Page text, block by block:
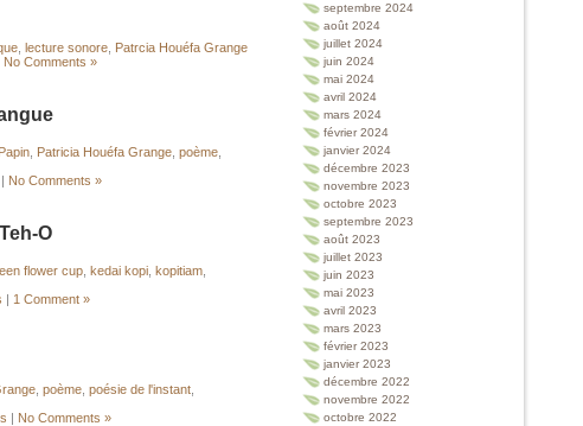
lecture sonore Patrcia Houéfa Grange
No Comments »
Patricia Houéfa Grange poème
| No Comments »
O
flower cup kedai kopi kopitiam
| 1 Comment »
poème poésie de l'instant
| No Comments »
septembre 2024
août 2024
juillet 2024
juin 2024
mai 2024
avril 2024
mars 2024
février 2024
janvier 2024
décembre 2023
novembre 2023
octobre 2023
septembre 2023
août 2023
juillet 2023
juin 2023
mai 2023
avril 2023
mars 2023
février 2023
janvier 2023
décembre 2022
novembre 2022
octobre 2022